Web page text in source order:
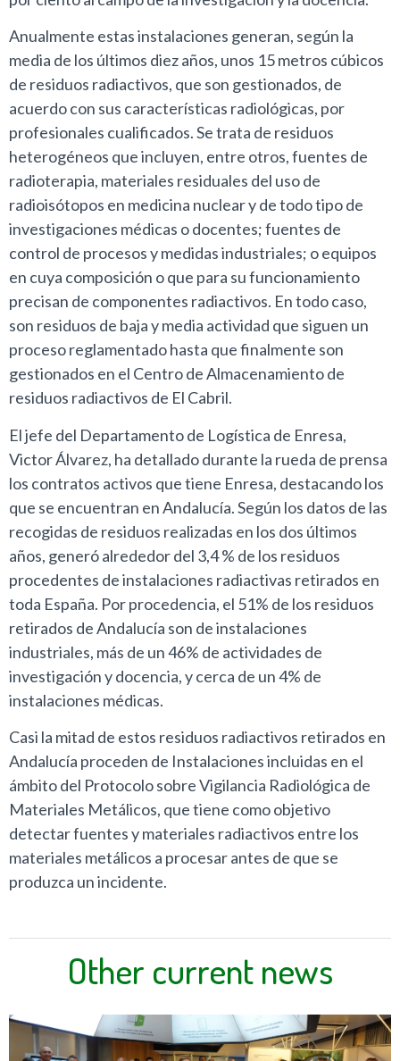
Anualmente estas instalaciones generan, según la
media de los últimos diez años, unos 15 metros cúbicos
de residuos radiactivos, que son gestionados, de
acuerdo con sus características radiológicas, por
profesionales cualificados. Se trata de residuos
heterogéneos que incluyen, entre otros, fuentes de
radioterapia, materiales residuales del uso de
radioisótopos en medicina nuclear y de todo tipo de
investigaciones médicas o docentes; fuentes de
control de procesos y medidas industriales; o equipos
en cuya composición o que para su funcionamiento
precisan de componentes radiactivos. En todo caso,
son residuos de baja y media actividad que siguen un
proceso reglamentado hasta que finalmente son
gestionados en el Centro de Almacenamiento de
residuos radiactivos de El Cabril.
El jefe del Departamento de Logística de Enresa,
Victor Álvarez, ha detallado durante la rueda de prensa
los contratos activos que tiene Enresa, destacando los
que se encuentran en Andalucía. Según los datos de las
recogidas de residuos realizadas en los dos últimos
años, generó alrededor del 3,4 % de los residuos
procedentes de instalaciones radiactivas retirados en
toda España. Por procedencia, el 51% de los residuos
retirados de Andalucía son de instalaciones
industriales, más de un 46% de actividades de
investigación y docencia, y cerca de un 4% de
instalaciones médicas.
Casi la mitad de estos residuos radiactivos retirados en
Andalucía proceden de Instalaciones incluidas en el
ámbito del Protocolo sobre Vigilancia Radiológica de
Materiales Metálicos, que tiene como objetivo
detectar fuentes y materiales radiactivos entre los
materiales metálicos a procesar antes de que se
produzca un incidente.
Other current news